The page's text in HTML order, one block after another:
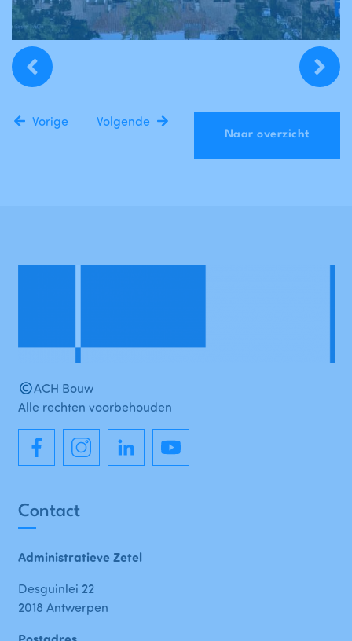
Vorige
Naar overzicht
Volgende
Contact
Administratieve Zetel
Desguinlei 22
2018 Antwerpen
ACH Bouw
Alle rechten voorbehouden